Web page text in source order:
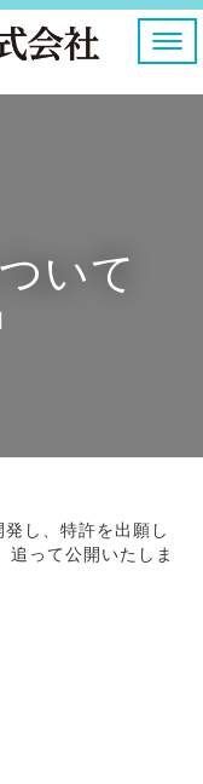
ナ
ゲ
いて
し、特許を出願し
追って公開いたしま